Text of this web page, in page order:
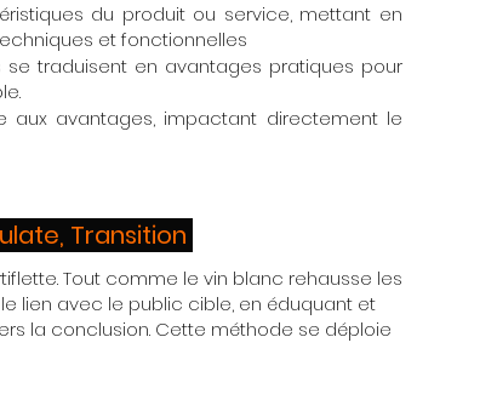
du produit ou service, mettant en
et fonctionnelles
se traduisent en avantages pratiques pour
aux avantages, impactant directement le
Transition
Tout comme le vin blanc rehausse les
lien avec le public cible, en éduquant et
la conclusion. Cette méthode se déploie